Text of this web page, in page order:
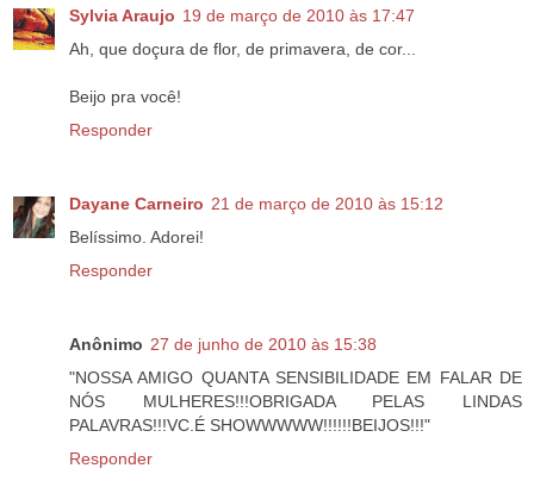
Sylvia Araujo 19 de março de 2010 às 17:47
Ah, que doçura de flor, de primavera, de cor...
Beijo pra você!
Responder
Dayane Carneiro 21 de março de 2010 às 15:12
Belíssimo. Adorei!
Responder
Anônimo 27 de junho de 2010 às 15:38
"NOSSA AMIGO QUANTA SENSIBILIDADE EM FALAR DE
NÓS MULHERES!!!OBRIGADA PELAS LINDAS
PALAVRAS!!!VC.É SHOWWWWW!!!!!!BEIJOS!!!"
Responder